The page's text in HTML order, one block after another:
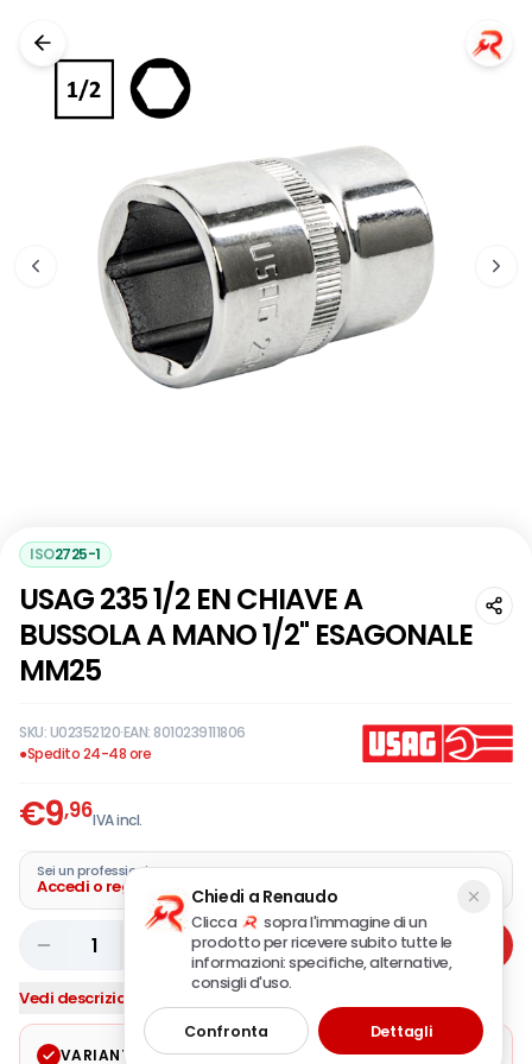
ISO2725-1
USAG 235 1/2 EN CHIAVE A
BUSSOLA A MANO 1/2" ESAGONALE
MM25
SKU:U02352120·EAN: 8010239111806
●Spedito 24-48 ore
€9,96IVA incl.
Sei un professionista?
Accedi o registra la tua azienda
1 Aggiungi
Vedi descrizione completa
VARIANTE SELEZIONATA Modifica
Chiedi a Renaudo
Clicca
sopra l'immagine di un
prodotto per ricevere subito tutte le
informazioni: specifiche, alternative,
consigli d'uso.
Confronta Dettagli